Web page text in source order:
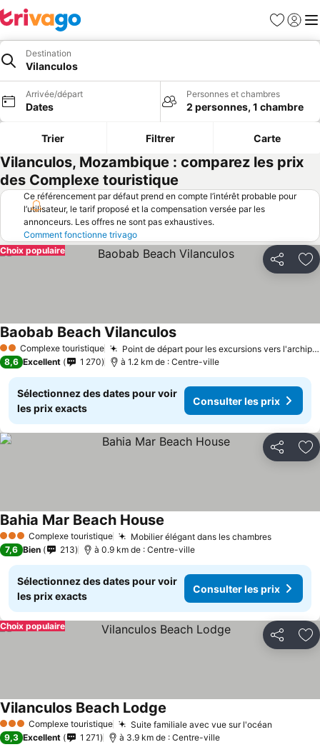
Favoris
Se
Destination
Vilanculos
Arrivée/départ
Dates
Personnes et chambres
2 personnes, 1 chambre
Trier Filtrer Carte
Vilanculos, Mozambique : comparez les prix
des Complexe touristique
Ce référencement par défaut prend en compte l’intérêt probable pour
l’utilisateur, le tarif proposé et la compensation versée par les
annonceurs. Les offres ne sont pas exhaustives.
Comment fonctionne trivago
Partager
Choix populaire
2 ÉtoilesComplexe touristique Point de départ pour les excursions vers l'archipel de Bazaruto
Baobab Beach Vilanculos
8,6 Excellent 1 270 à 1.2 km de : Centre-ville
Sélectionnez des dates pour voir
les prix exacts
Consulter les prix
Partager
3 ÉtoilesComplexe touristique Mobilier élégant dans les chambres
Bahia Mar Beach House
7,6 Bien 213 à 0.9 km de : Centre-ville
Sélectionnez des dates pour voir
les prix exacts
Consulter les prix
Partager
Choix populaire
3 ÉtoilesComplexe touristique Suite familiale avec vue sur l'océan
Vilanculos Beach Lodge
9,3 Excellent 1 271 à 3.9 km de : Centre-ville